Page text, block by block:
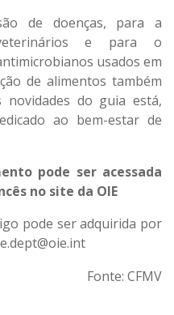
de doenças, para a
e para o
usados em
de alimentos também
novidades do guia está,
ao bem-estar de
pode ser acessada
no site da OIE
pode ser adquirida por
Fonte: CFMV